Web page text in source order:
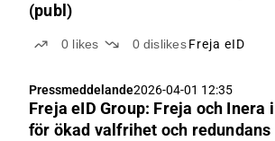
(publ)
0 likes 0 dislikes Freja eID
Pressmeddelande2026-04-01 12:35
Freja eID Group: Freja och Inera
för ökad valfrihet och redundans